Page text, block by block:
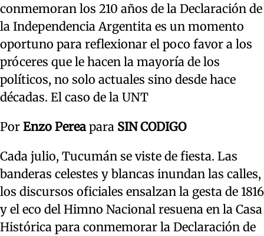
conmemoran los 210 años de la Declaración de
la Independencia Argentita es un momento
oportuno para reflexionar el poco favor a los
próceres que le hacen la mayoría de los
políticos, no solo actuales sino desde hace
décadas. El caso de la UNT
Por Enzo Perea para SIN CODIGO
Cada julio, Tucumán se viste de fiesta. Las
banderas celestes y blancas inundan las calles,
los discursos oficiales ensalzan la gesta de 1816
y el eco del Himno Nacional resuena en la Casa
Histórica para conmemorar la Declaración de